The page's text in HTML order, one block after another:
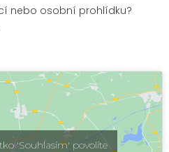
nebo osobní prohlídku?
'Souhlasím' povolíte